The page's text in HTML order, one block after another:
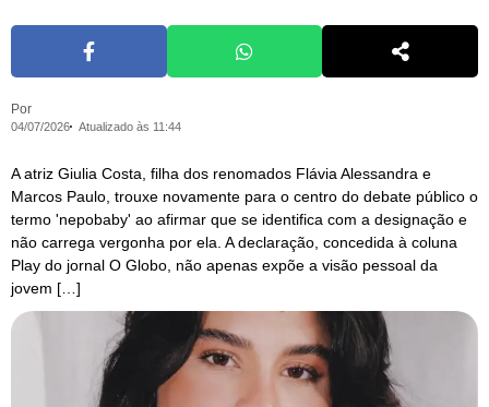
Por
04/07/2026 Atualizado às 11:44
A atriz Giulia Costa, filha dos renomados Flávia Alessandra e
Marcos Paulo, trouxe novamente para o centro do debate público o
termo 'nepobaby' ao afirmar que se identifica com a designação e
não carrega vergonha por ela. A declaração, concedida à coluna
Play do jornal O Globo, não apenas expõe a visão pessoal da
jovem […]